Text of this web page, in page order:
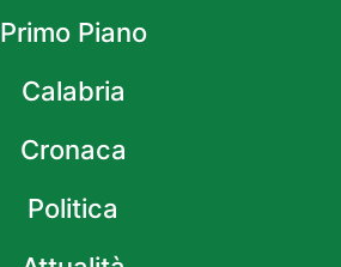
Primo Piano
Calabria
Cronaca
Politica